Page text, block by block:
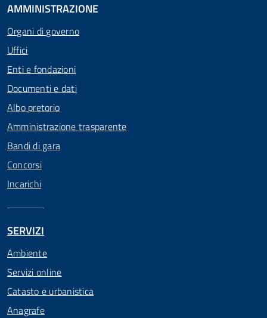
AMMINISTRAZIONE
Organi di governo
Uffici
Enti e fondazioni
Documenti e dati
Albo pretorio
Amministrazione trasparente
Bandi di gara
Concorsi
Incarichi
SERVIZI
Ambiente
Servizi online
Catasto e urbanistica
Anagrafe